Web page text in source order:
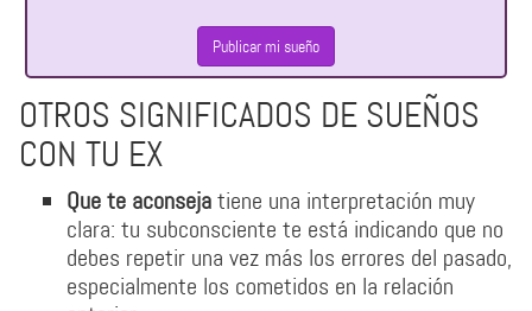
Publicar mi sueño
OTROS SIGNIFICADOS DE SUEÑOS
CON TU EX
Que te aconsejatiene una interpretación muy
clara: tu subconsciente te está indicando que no
debes repetir una vez más los errores del pasado,
especialmente los cometidos en la relación